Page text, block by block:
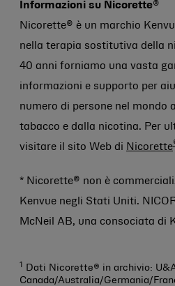
Informazioni su Nicorette®
Nicorette® è un marchio
nella terapia sostitutiva della
40 anni forniamo una vasta
informazioni e supporto per
numero di persone nel mondo
tabacco e dalla nicotina. Per
visitare il sito Web di Nicorette
* Nicorette® non è
Kenvue negli Stati Uniti.
McNeil AB, una consociata di
1
Dati Nicorette® in archivio:
Canada/Australia/Germania/